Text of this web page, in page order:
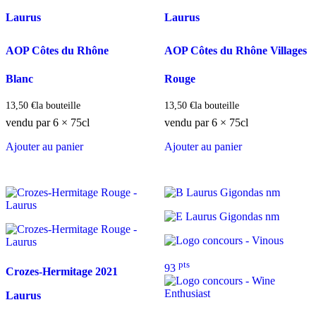
Laurus
AOP Côtes du Rhône
Blanc
13,50 €la bouteille
vendu par 6 × 75cl
Ajouter au panier
Laurus
AOP Côtes du Rhône Villages
Rouge
13,50 €la bouteille
vendu par 6 × 75cl
Ajouter au panier
Crozes-Hermitage 2021
Laurus
93 pts